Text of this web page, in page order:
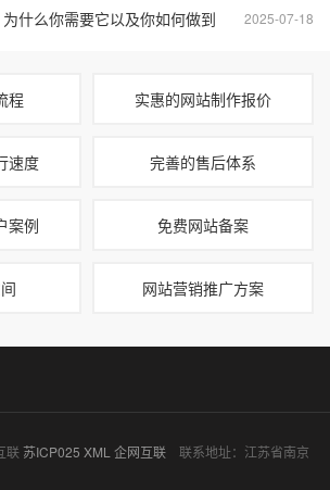
2025-07-18
什么你需要它以及你如何做到
程 实惠的网站制作报价
速度 完善的售后体系
案例 免费网站备案
网站营销推广方案
联苏ICP025 XML 企网互联 联系地址：江苏省南京